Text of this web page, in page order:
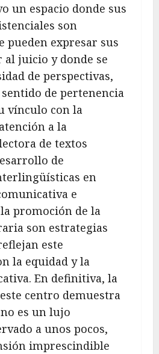
un espacio donde sus
son
pueden expresar sus
al juicio y donde se
de perspectivas,
de pertenencia
vínculo con la
a la
de textos
de
en
e
promoción de la
son estrategias
este
la equidad y la
En definitiva, la
centro demuestra
es un lujo
a unos pocos,
imprescindible